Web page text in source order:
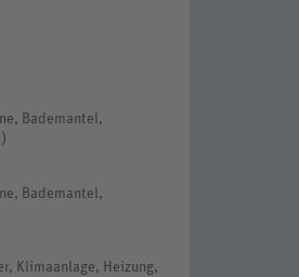
Bademantel,
Bademantel,
Klimaanlage, Heizung,